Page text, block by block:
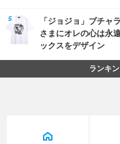
「ジョジョ」ブチャ
さまにオレの心は永
ックスをデザイン
ランキ